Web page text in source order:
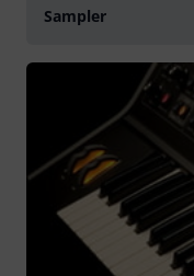
Sampler